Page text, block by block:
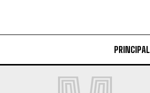
PRINCIPAL